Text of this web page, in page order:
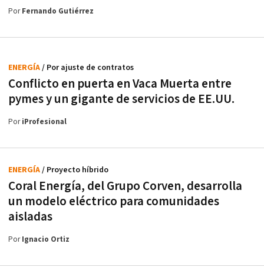
PorFernando Gutiérrez
Conflicto en puerta en Vaca Muerta entre
pymes y un gigante de servicios de EE.UU.
ENERGÍA/ Por ajuste de contratos
PoriProfesional
Coral Energía, del Grupo Corven, desarrolla
un modelo eléctrico para comunidades
aisladas
ENERGÍA/ Proyecto híbrido
PorIgnacio Ortiz